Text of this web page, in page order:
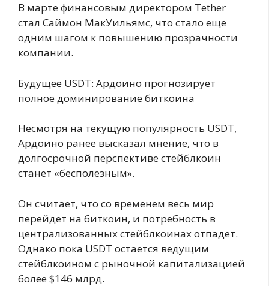
В марте финансовым директором Tether
стал Саймон МакУильямс, что стало еще
одним шагом к повышению прозрачности
компании.
Будущее USDT: Ардоино прогнозирует
полное доминирование биткоина
Несмотря на текущую популярность USDT,
Ардоино ранее высказал мнение, что в
долгосрочной перспективе стейблкоин
станет «бесполезным».
Он считает, что со временем весь мир
перейдет на биткоин, и потребность в
централизованных стейблкоинах отпадет.
Однако пока USDT остается ведущим
стейблкоином с рыночной капитализацией
более $146 млрд.